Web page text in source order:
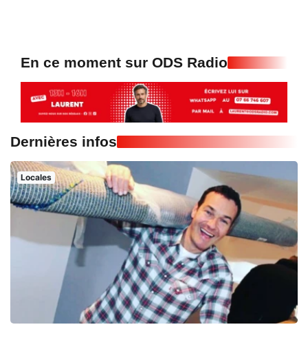
En ce moment sur ODS Radio
Dernières infos
Locales